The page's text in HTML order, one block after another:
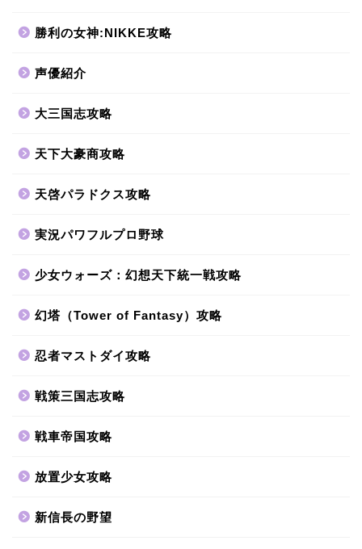
勝利の女神:NIKKE攻略
声優紹介
大三国志攻略
天下大豪商攻略
天啓パラドクス攻略
実況パワフルプロ野球
少女ウォーズ：幻想天下統一戦攻略
幻塔（Tower of Fantasy）攻略
忍者マストダイ攻略
戦策三国志攻略
戦車帝国攻略
放置少女攻略
新信長の野望